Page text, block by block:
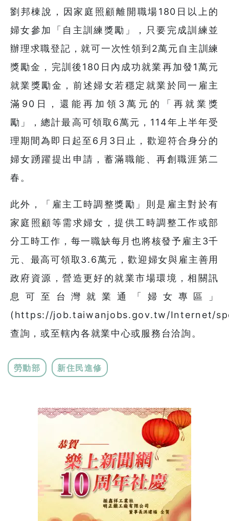
劉邦棟說，因家庭照顧離開職場180日以上的
婦女參加「自主訓練獎勵」，只要完成訓練並
辦理求職登記，就可一次性領到2萬元自主訓練
獎勵金，完訓後180日內成功就業再加發1萬元
就業獎勵金，前述婦女若穩定就業於同一雇主
滿90日，還能再加領3萬元的「再就業獎
勵」，總計最高可領取6萬元，114年上半年受
理期間為即日起至6月3日止，歡迎符合身分的
婦女踴躍提出申請，蓄滿職能、再創職涯第二
春。
此外，「雇主工時調整獎勵」則是雇主對於有
家庭照顧等需求婦女，提供工時調整工作或部
分工時工作，每一職缺每月也將核發予雇主3千
元、最高可領取3.6萬元，歡迎婦女與雇主善用
政府資源，營造更好的就業市場環境，相關訊
息可至台灣就業通「婦女專區」
(https://job.taiwanjobs.gov.tw/Internet/
查詢，或至轄內各就業中心或服務台洽詢。
勞動部 新住民進修